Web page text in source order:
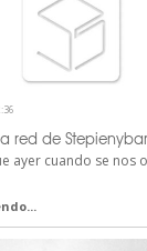
red de
ayer cuando se nos